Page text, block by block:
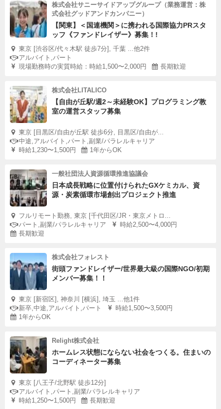
株式会社サニーサイドアップグループ（業務運営：株
式会社グッドアンドカンパニー）
【関東】＜国連機関＞に携われる国際協力PRスタ
ッフ《ファンドレイザー》募集！!
東京 [渋谷区/代々木駅 徒歩7分], 千葉 ...他2件
アルバイト,パート
現場勤務時の実質時給：時給1,500〜2,000円
長期歓迎
株式会社LITALICO
【自由が丘駅/週2～未経験OK】プログラミング教
室の運営スタッフ募集
東京 [目黒区/自由が丘駅 徒歩6分, 目黒区/自由が...
中途,アルバイト,パート,副業/パラレルキャリア
時給1,230〜1,500円
1年からOK
一般社団法人資源循環推進協議会
日本成長戦略に位置付けられたGXケミカル、資
源・炭素循環市場創出プロジェクト推進
フルリモート勤務, 東京 [千代田区/JR・東京メトロ...
パート,副業/パラレルキャリア
時給2,500〜4,000円
長期歓迎
株式会社フォレスト
街頭ファンドレイザー/世界最大級の国際NGO/初期
メンバー募集！！
東京 [新宿区], 神奈川 [横浜], 埼玉 ...他1件
新卒,中途,アルバイト,パート
時給1,500〜3,500円
1年からOK
Relight株式会社
ホームレス状態にならない社会をつくる。住まいの
コーディネーター募集
東京 [八王子/北野駅 徒歩12分]
アルバイト,パート,副業/パラレルキャリア
時給1,250〜1,500円
長期歓迎